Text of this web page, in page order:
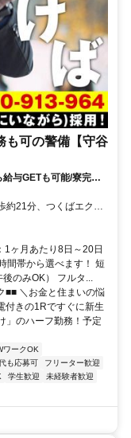
も可の警備【守谷
与GETも可能/寮完備
約21分、つくばエクス
新守谷徒歩約28分 茨
1ヶ月あたり8日～20日
間帯から選べます！ 短
のみOK） フルタ...
■■ ＼お金と住まいの悩
付きの1Rですぐに新生
」のハーフ勤務！予定
ワークOK
も応募可
フリーター歓迎
学生歓迎
未経験者歓迎